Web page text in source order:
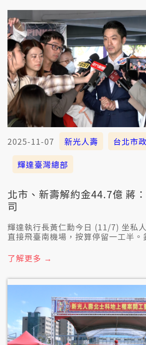
2025-11-07 新光人壽 台北市
輝達臺灣總部
北市、新壽解約金44.7億 蔣
司
輝達執行長黃仁勳今日 (11/7) 坐私
直接飛臺南機場，按算停留一工半
一棟誠媠的建築物。抑若臺北市長蔣
會當佇臺灣設一間有夠資本額的子公
了解更多 →